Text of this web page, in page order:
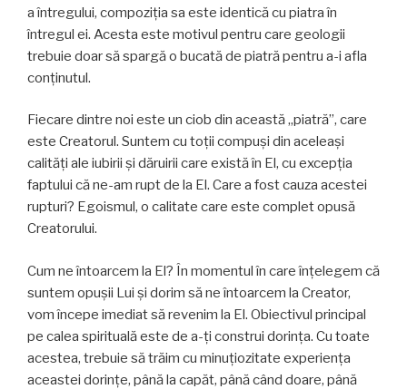
a întregului, compoziția sa este identică cu piatra în
întregul ei. Acesta este motivul pentru care geologii
trebuie doar să spargă o bucată de piatră pentru a-i afla
conținutul.
Fiecare dintre noi este un ciob din această „piatră”, care
este Creatorul. Suntem cu toții compuși din aceleași
calități ale iubirii și dăruirii care există în El, cu excepția
faptului că ne-am rupt de la El. Care a fost cauza acestei
rupturi? Egoismul, o calitate care este complet opusă
Creatorului.
Cum ne întoarcem la El? În momentul în care înțelegem că
suntem opușii Lui și dorim să ne întoarcem la Creator,
vom începe imediat să revenim la El. Obiectivul principal
pe calea spirituală este de a-ţi construi dorința. Cu toate
acestea, trebuie să trăim cu minuțiozitate experienţa
aceastei dorințe, până la capăt, până când doare, până